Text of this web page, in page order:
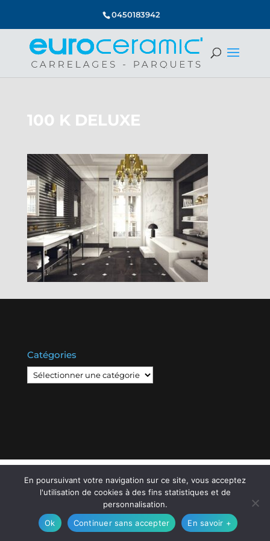
0450183942
100 K DELUXE
Catégories
Catégories
© Copyright 808 2020 -Les Entreprises Locales-
Mentions Légales – RGPD – Protection de la vie
privée – Gestion des cookies
En poursuivant votre navigation sur ce site, vous acceptez
l'utilisation de cookies à des fins statistiques et de
personnalisation.
Ok
Continuer sans accepter En savoir +